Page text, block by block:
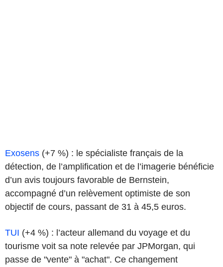
Exosens (+7 %) : le spécialiste français de la
détection, de l’amplification et de l’imagerie bénéficie
d’un avis toujours favorable de Bernstein,
accompagné d’un relèvement optimiste de son
objectif de cours, passant de 31 à 45,5 euros.
TUI (+4 %) : l’acteur allemand du voyage et du
tourisme voit sa note relevée par JPMorgan, qui
passe de "vente" à "achat". Ce changement